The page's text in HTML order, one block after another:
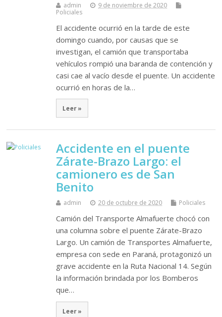
admin
9 de noviembre de 2020
Policiales
El accidente ocurrió en la tarde de este
domingo cuando, por causas que se
investigan, el camión que transportaba
vehículos rompió una baranda de contención y
casi cae al vacío desde el puente. Un accidente
ocurrió en horas de la…
Leer »
Accidente en el puente
Zárate-Brazo Largo: el
camionero es de San
Benito
admin 20 de octubre de 2020 Policiales
Camión del Transporte Almafuerte chocó con
una columna sobre el puente Zárate-Brazo
Largo. Un camión de Transportes Almafuerte,
empresa con sede en Paraná, protagonizó un
grave accidente en la Ruta Nacional 14. Según
la información brindada por los Bomberos
que…
Leer »